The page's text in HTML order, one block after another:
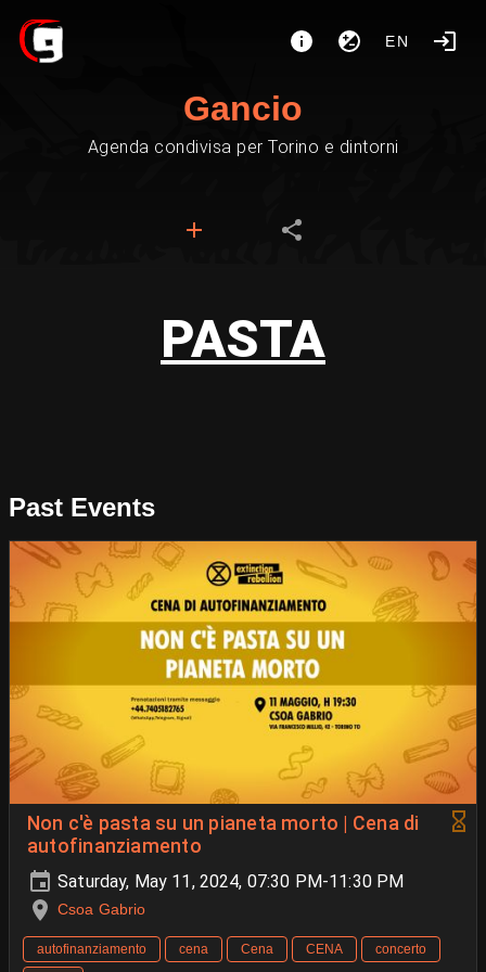
EN
Gancio
Agenda condivisa per Torino e dintorni
PASTA
Past Events
Non c'è pasta su un pianeta morto | Cena di
autofinanziamento
Saturday, May 11, 2024, 07:30 PM-11:30 PM
Csoa Gabrio
autofinanziamento cena Cena CENA
concerto